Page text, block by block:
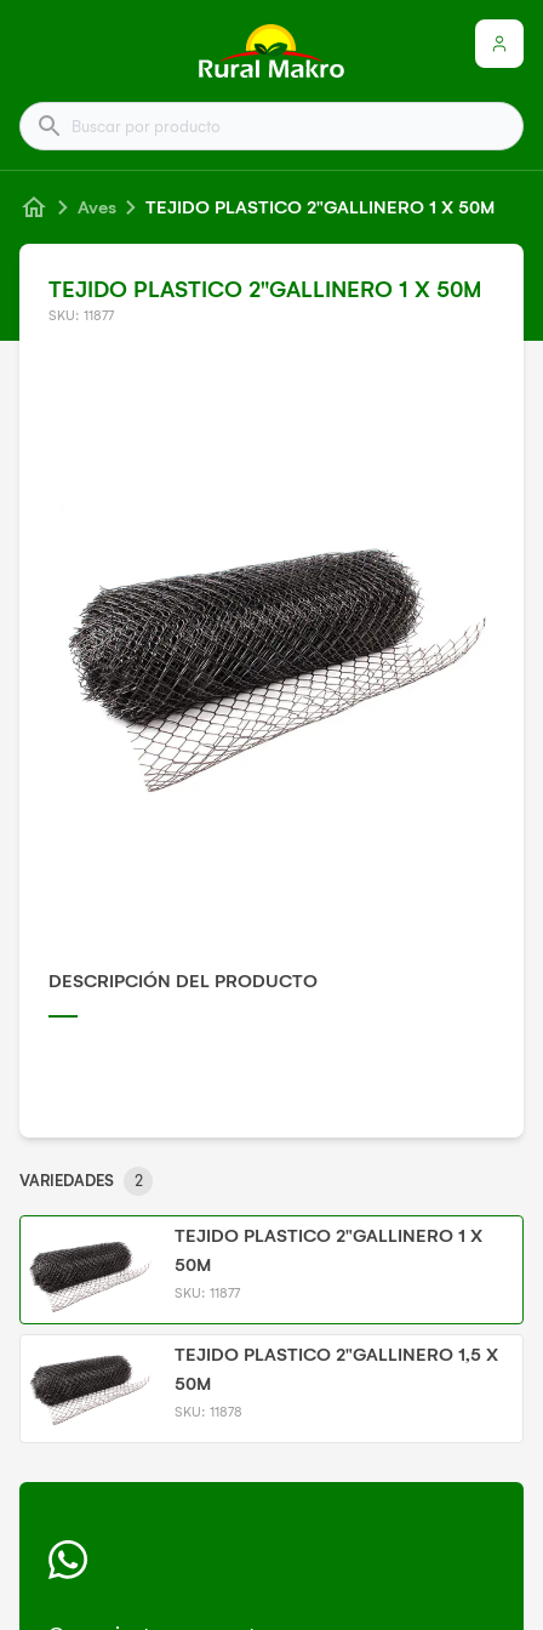
Buscar por producto
Aves TEJIDO PLASTICO 2"GALLINERO 1 X 50M
TEJIDO PLASTICO 2"GALLINERO 1 X 50M
SKU: 11877
DESCRIPCIÓN DEL PRODUCTO
VARIEDADES 2
TEJIDO PLASTICO 2"GALLINERO 1 X
50M
SKU: 11877
TEJIDO PLASTICO 2"GALLINERO 1,5 X
50M
SKU: 11878